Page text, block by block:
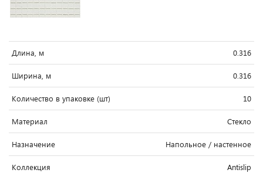
Длина, м 0.316
Ширина, м 0.316
Количество в упаковке (шт) 10
Материал Стекло
Назначение Напольное / настенное
Коллекция Antislip